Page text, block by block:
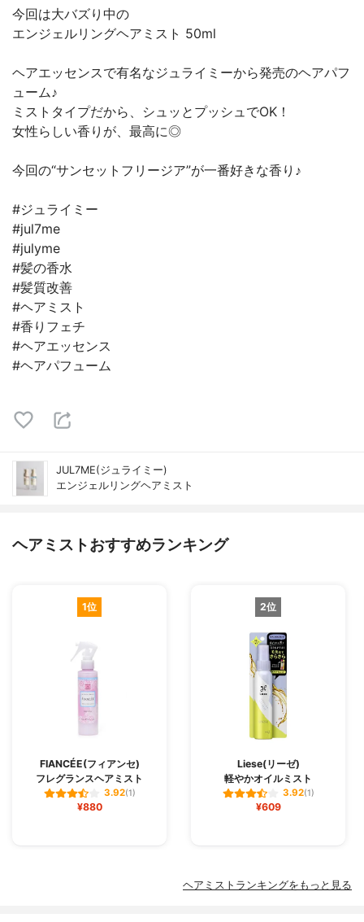
今回は大バズり中の
エンジェルリングヘアミスト 50ml
ヘアエッセンスで有名なジュライミーから発売のヘアパフ
ューム♪
ミストタイプだから、シュッとプッシュでOK！
女性らしい香りが、最高に◎
今回の“サンセットフリージア”が一番好きな香り♪
#ジュライミー
#jul7me
#julyme
#髪の香水
#髪質改善
#ヘアミスト
#香りフェチ
#ヘアエッセンス
#ヘアパフューム
JUL7ME(ジュライミー)
エンジェルリングヘアミスト
ヘアミストおすすめランキング
1位
FIANCÉE(フィアンセ)
フレグランスヘアミスト
3.92(1)
¥880
2位
Liese(リーゼ)
軽やかオイルミスト
3.92(1)
¥609
ヘアミストランキングをもっと見る